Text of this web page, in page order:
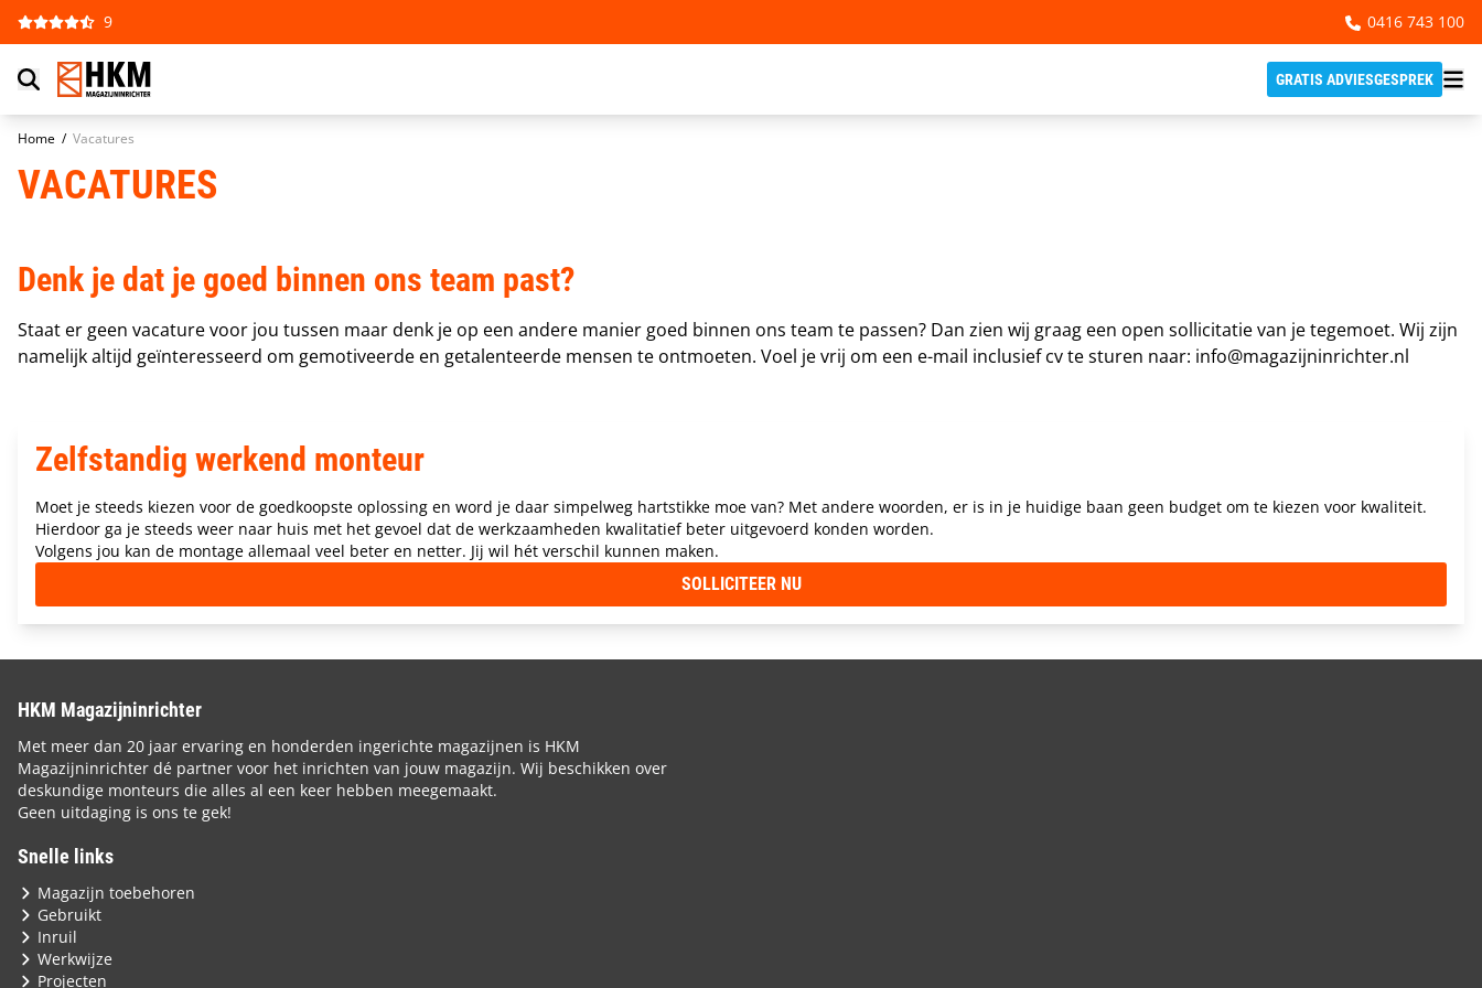
Ga naar de inhoud
9 0416 743 100
GRATIS ADVIESGESPREK
Home / Vacatures
VACATURES
Denk je dat je goed binnen ons team past?
Staat er geen vacature voor jou tussen maar denk je op een andere manier goed binnen ons team te passen? Dan zien wij graag een open sollicitatie van je tegemoet. Wij zijn
namelijk altijd geïnteresseerd om gemotiveerde en getalenteerde mensen te ontmoeten. Voel je vrij om een e-mail inclusief cv te sturen naar: info@magazijninrichter.nl
Zelfstandig werkend monteur
Moet je steeds kiezen voor de goedkoopste oplossing en word je daar simpelweg hartstikke moe van? Met andere woorden, er is in je huidige baan geen budget om te kiezen voor kwaliteit.
Hierdoor ga je steeds weer naar huis met het gevoel dat de werkzaamheden kwalitatief beter uitgevoerd konden worden.
Volgens jou kan de montage allemaal veel beter en netter. Jij wil hét verschil kunnen maken.
SOLLICITEER NU
HKM Magazijninrichter
Met meer dan 20 jaar ervaring en honderden ingerichte magazijnen is HKM
Magazijninrichter dé partner voor het inrichten van jouw magazijn. Wij beschikken over
deskundige monteurs die alles al een keer hebben meegemaakt.
Geen uitdaging is ons te gek!
Snelle links
Magazijn toebehoren
Gebruikt
Inruil
Werkwijze
Projecten